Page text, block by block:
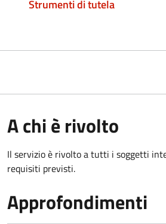
Strumenti di tutela
A chi è rivolto
Il servizio è rivolto a tutti i soggetti
requisiti previsti.
Approfondimenti